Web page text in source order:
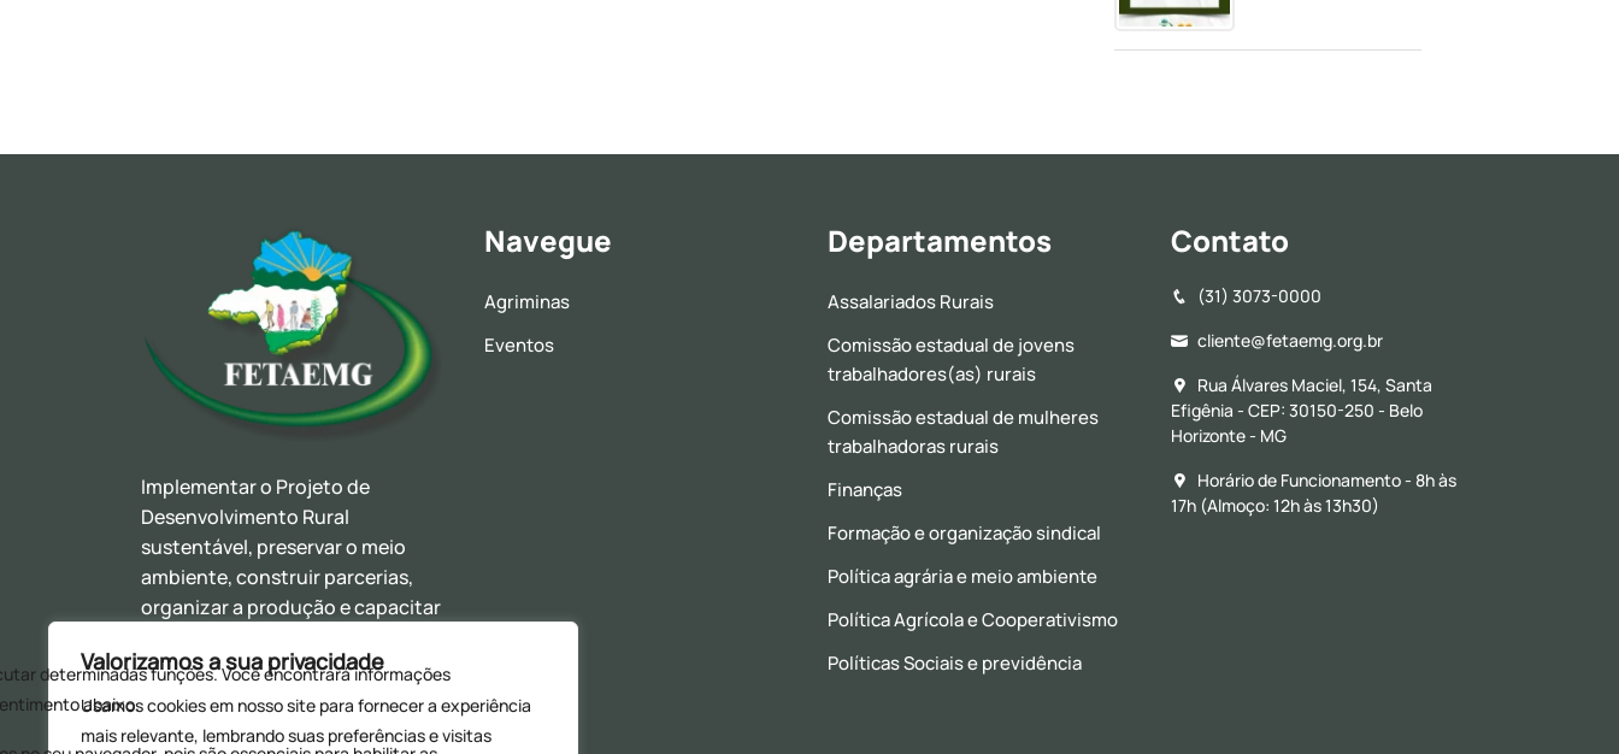
Valorizamos a sua privacidade
Usamos cookies em nosso site para fornecer a experiência
mais relevante, lembrando suas preferências e visitas
Implementar o Projeto de
Desenvolvimento Rural
sustentável, preservar o meio
ambiente, construir parcerias,
organizar a produção e capacitar
de promover o bem estar social
dos trabalhadores (as) rurais,
assentados (as), assalariados(as)
Navegue
Agriminas
Eventos
Departamentos
Assalariados Rurais
Comissão estadual de jovens
trabalhadores(as) rurais
Comissão estadual de mulheres
trabalhadoras rurais
Finanças
Formação e organização sindical
Política agrária e meio ambiente
Política Agrícola e Cooperativismo
Políticas Sociais e previdência
Contato
(31) 3073-0000
cliente@fetaemg.org.br
Rua Álvares Maciel, 154, Santa
Efigênia - CEP: 30150-250 - Belo
Horizonte - MG
Horário de Funcionamento - 8h às
17h (Almoço: 12h às 13h30)